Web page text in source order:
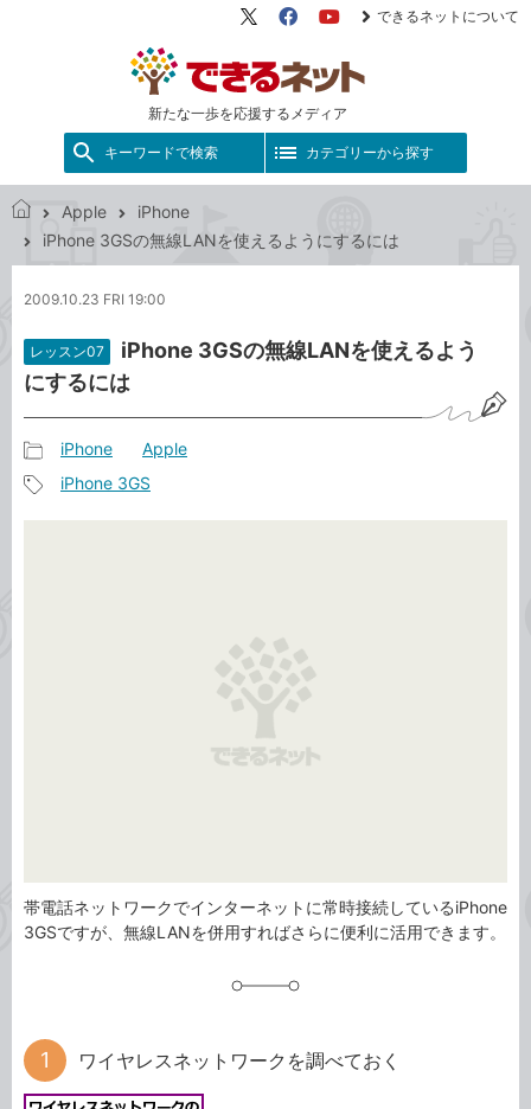
新たな一歩を応援するメディア
X（旧
FacebookYouTube
できるネットについて
キーワードで検索 カテゴリーから探す
で
ネ
ト
Apple
iPhone
iPhone 3GSの無線LANを使えるようにするには
2009.10.23 FRI 19:00
レッスン07
iPhone 3GSの無線LANを使えるよう
にするには
事
カ
iPhone Apple
iPhone 3GS
帯電話ネットワークでインターネットに常時接続しているiPhone
3GSですが、無線LANを併用すればさらに便利に活用できます。
ワイヤレスネットワークを調べておく